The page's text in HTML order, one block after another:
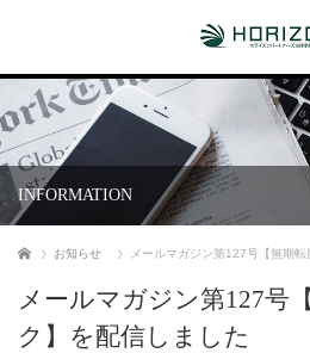
INFORMATION
ホーム お知らせ メールマガジン第127号【無期
メールマガジン第127号
ク】を配信しました